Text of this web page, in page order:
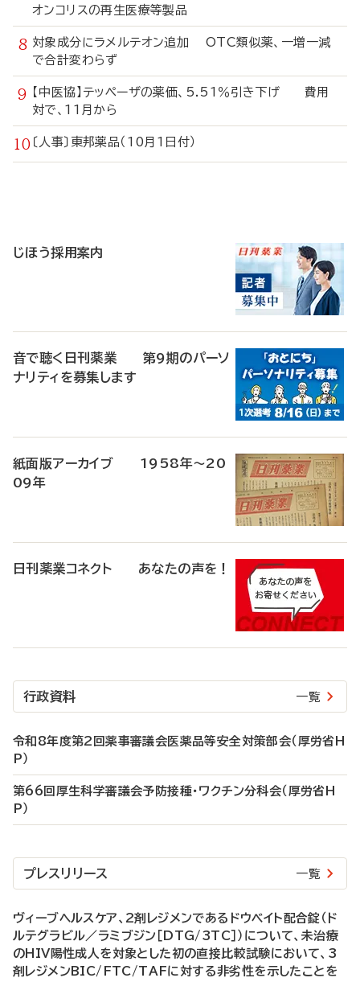
オンコリスの再生医療等製品
対象成分にラメルテオン追加 OTC類似薬、一増一減
で合計変わらず
【中医協】テッペーザの薬価、5.51％引き下げ 費用
対で、11月から
〔人事〕東邦薬品（10月1日付）
じほう採用案内
音で聴く日刊薬業 第9期のパーソ
ナリティを募集します
紙面版アーカイブ 1958年～20
09年
日刊薬業コネクト あなたの声を！
行政資料 一覧
令和8年度第2回薬事審議会医薬品等安全対策部会（厚労省H
P）
第66回厚生科学審議会予防接種・ワクチン分科会（厚労省H
P）
プレスリリース 一覧
ヴィーブヘルスケア、2剤レジメンであるドウベイト配合錠（ド
ルテグラビル／ラミブジン［DTG/3TC］）について、未治療
のHIV陽性成人を対象とした初の直接比較試験において、3
剤レジメンBIC/FTC/TAFに対する非劣性を示したことを